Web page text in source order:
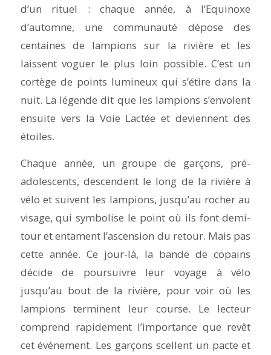
d’un rituel : chaque année, à l’Equinoxe
d’automne, une communauté dépose des
centaines de lampions sur la rivière et les
laissent voguer le plus loin possible. C’est un
cortège de points lumineux qui s’étire dans la
nuit. La légende dit que les lampions s’envolent
ensuite vers la Voie Lactée et deviennent des
étoiles.
Chaque année, un groupe de garçons, pré-
adolescents, descendent le long de la rivière à
vélo et suivent les lampions, jusqu’au rocher au
visage, qui symbolise le point où ils font demi-
tour et entament l’ascension du retour. Mais pas
cette année. Ce jour-là, la bande de copains
décide de poursuivre leur voyage à vélo
jusqu’au bout de la rivière, pour voir où les
lampions terminent leur course. Le lecteur
comprend rapidement l’importance que revêt
cet événement. Les garçons scellent un pacte et